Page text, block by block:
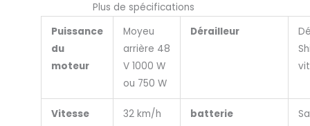
Plus de spécifications
Puissance
du
moteur
Moyeu
arrière 48
V 1000 W
ou 750 W
Dérailleur
Vitesse
32 km/h batterie